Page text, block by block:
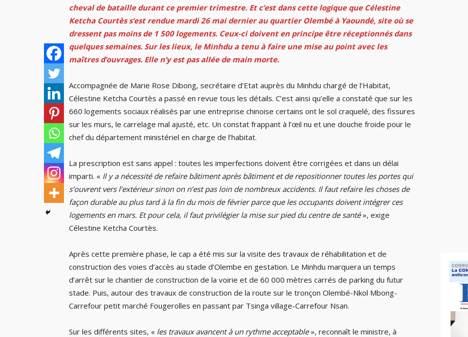
cheval de bataille durant ce premier trimestre. Et c’est dans cette logique que Célestine
Ketcha Courtès s’est rendue mardi 26 mai dernier au quartier Olembé à Yaoundé, site où se
dressent pas moins de 1 500 logements. Ceux-ci doivent en principe être réceptionnés dans
quelques semaines. Sur les lieux, le Minhdu a tenu à faire une mise au point avec les
maîtres d’ouvrages. Elle n’y est pas allée de main morte.
Accompagnée de Marie Rose Dibong, secrétaire d’Etat auprès du Minhdu chargé de l’Habitat,
Célestine Ketcha Courtès a passé en revue tous les détails. C’est ainsi qu’elle a constaté que sur les
660 logements sociaux réalisés par une entreprise chinoise certains ont le sol craquelé, des fissures
sur les murs, le carrelage mal ajusté, etc. Un constat frappant à l’œil nu et une douche froide pour le
chef du département ministériel en charge de l’habitat.
La prescription est sans appel : toutes les imperfections doivent être corrigées et dans un délai
imparti. « Il y a nécessité de refaire bâtiment après bâtiment et de repositionner toutes les portes qui
s’ouvrent vers l’extérieur sinon on n’est pas loin de nombreux accidents. Il faut refaire les choses de
façon durable au plus tard à la fin du mois de février parce que les occupants doivent intégrer ces
logements en mars. Et pour cela, il faut privilégier la mise sur pied du centre de santé», exige
Célestine Ketcha Courtès.
Après cette première phase, le cap a été mis sur la visite des travaux de réhabilitation et de
construction des voies d’accès au stade d’Olembe en gestation. Le Minhdu marquera un temps
d’arrêt sur le chantier de construction de la voirie et de 60 000 mètres carrés de parking du futur
stade. Puis, autour des travaux de construction de la route sur le tronçon Olembé-Nkol Mbong-
Carrefour petit marché Fougerolles en passant par Tsinga village-Carrefour Nsan.
Sur les différents sites, « les travaux avancent à un rythme acceptable», reconnaît le ministre, à